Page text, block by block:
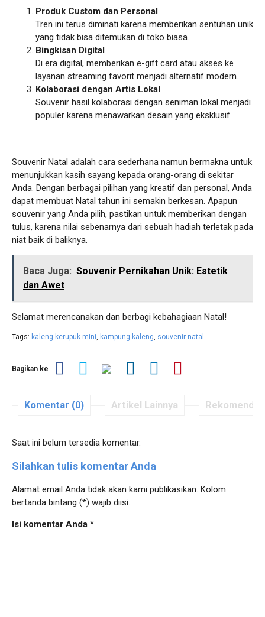
Produk Custom dan Personal
Tren ini terus diminati karena memberikan sentuhan unik
yang tidak bisa ditemukan di toko biasa.
Bingkisan Digital
Di era digital, memberikan e-gift card atau akses ke
layanan streaming favorit menjadi alternatif modern.
Kolaborasi dengan Artis Lokal
Souvenir hasil kolaborasi dengan seniman lokal menjadi
populer karena menawarkan desain yang eksklusif.
Souvenir Natal adalah cara sederhana namun bermakna untuk
menunjukkan kasih sayang kepada orang-orang di sekitar
Anda. Dengan berbagai pilihan yang kreatif dan personal, Anda
dapat membuat Natal tahun ini semakin berkesan. Apapun
souvenir yang Anda pilih, pastikan untuk memberikan dengan
tulus, karena nilai sebenarnya dari sebuah hadiah terletak pada
niat baik di baliknya.
Baca Juga: Souvenir Pernikahan Unik: Estetik
dan Awet
Selamat merencanakan dan berbagi kebahagiaan Natal!
Tags: kaleng kerupuk mini, kampung kaleng, souvenir natal
Bagikan ke
Komentar (0) Artikel Lainnya
Saat ini belum tersedia komentar.
Silahkan tulis komentar Anda
Alamat email Anda tidak akan kami publikasikan. Kolom
bertanda bintang (*) wajib diisi.
Isi komentar Anda *